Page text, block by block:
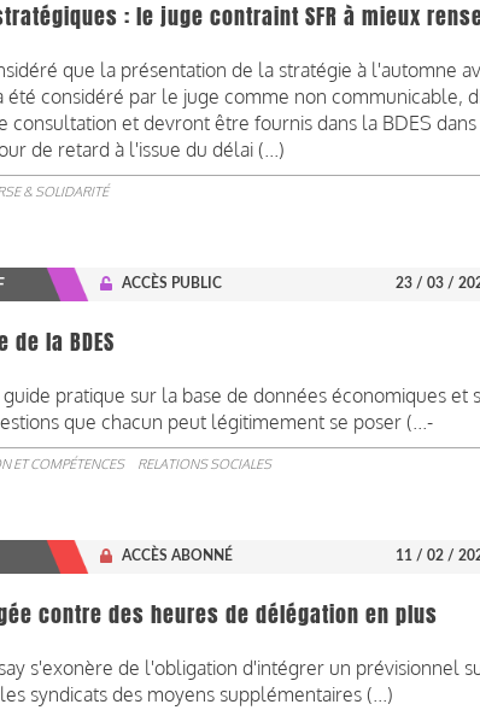
: le juge contraint SFR à mieux
que la présentation de la stratégie à l'automne
été considéré par le juge comme non communicable,
consultation et devront être fournis dans la BDES
de retard à l'issue du délai (...)
& SOLIDARITÉ
ACCÈS PUBLIC 23 / 03 /
la BDES
pratique sur la base de données économiques et
que chacun peut légitimement se poser (...-
ET COMPÉTENCES RELATIONS SOCIALES
ACCÈS ABONNÉ 11 / 02 /
contre des heures de délégation en plus
s'exonère de l'obligation d'intégrer un prévisionnel
syndicats des moyens supplémentaires (...)